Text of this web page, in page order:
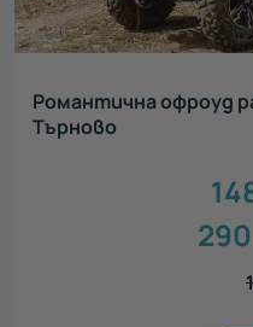
Романтична офроуд
Търново